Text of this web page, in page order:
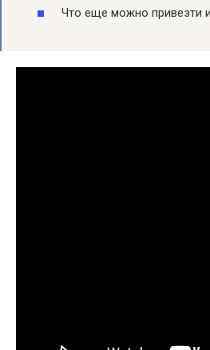
Что еще можно привезти